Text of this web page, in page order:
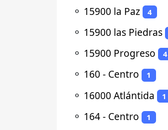
⚬ 15900 la Paz 4
⚬ 15900 las Piedras
⚬ 15900 Progreso 4
⚬ 160 - Centro 1
⚬ 16000 Atlántida 1
⚬ 164 - Centro 1